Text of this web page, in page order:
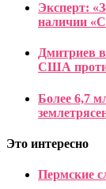
Эксперт:
наличии
Дмитриев
США
Более 6,7
Это интересно
Пермские